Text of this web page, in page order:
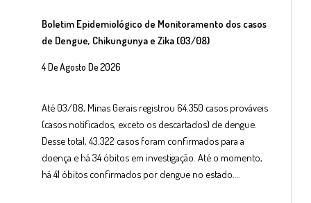
Boletim Epidemiológico de Monitoramento dos casos
de Dengue, Chikungunya e Zika (03/08)
4 De Agosto De 2026
Até 03/08, Minas Gerais registrou 64.350 casos prováveis
(casos notificados, exceto os descartados) de dengue.
Desse total, 43.322 casos foram confirmados para a
doença e há 34 óbitos em investigação. Até o momento,
há 41 óbitos confirmados por dengue no estado….